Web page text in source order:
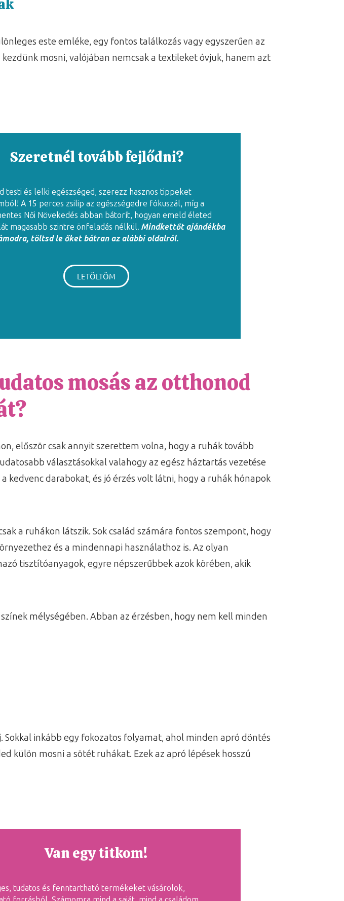
este emléke, egy fontos találkozás vagy egyszerűen az
mosni, valójában nemcsak a textileket óvjuk, hanem azt
Szeretnél tovább fejlődni?
testi és lelki egészséged, szerezz hasznos tippeket
A 15 perces zsilip az egészségedre fókuszál, míg a
Női Növekedés abban bátorít, hogyan emeld életed
magasabb szintre önfeladás nélkül. Mindkettőt ajándékba
töltsd le őket bátran az alábbi oldalról.
LETÖLTÖM
mosás az otthonod
először csak annyit szerettem volna, hogy a ruhák tovább
választásokkal valahogy az egész háztartás vezetése
darabokat, és jó érzés volt látni, hogy a ruhák hónapok
a ruhákon látszik. Sok család számára fontos szempont, hogy
és a mindennapi használathoz is. Az olyan
tisztítóanyagok, egyre népszerűbbek azok körében, akik
mélységében. Abban az érzésben, hogy nem kell minden
inkább egy fokozatos folyamat, ahol minden apró döntés
külön mosni a sötét ruhákat. Ezek az apró lépések hosszú
Van egy titkom!
tudatos és fenntartható termékeket vásárolok,